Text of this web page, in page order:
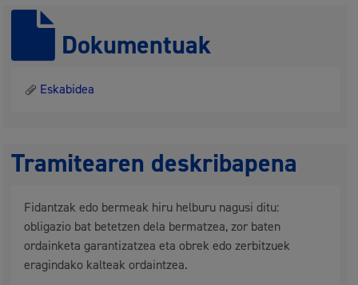
Dokumentuak
Eskabidea
Tramitearen deskribapena
Fidantzak edo bermeak hiru helburu nagusi ditu:
obligazio bat betetzen dela bermatzea, zor baten
ordainketa garantizatzea eta obrek edo zerbitzuek
eragindako kalteak ordaintzea.